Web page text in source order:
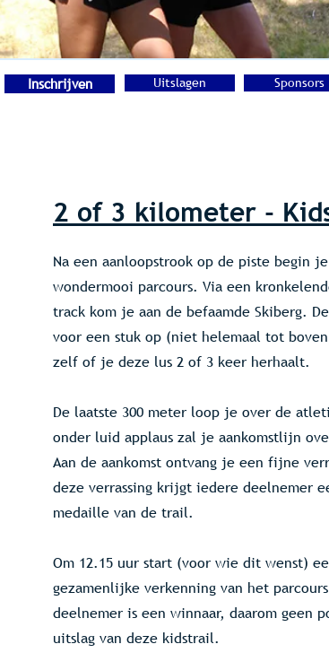
Inschrijven Uitslagen Sponsors
2 of 3 kilometer -
Na een aanloopstrook op de piste begin
wondermooi parcours. Via een
track kom je aan de befaamde Skiberg.
voor een stuk op (niet helemaal tot
zelf of je deze lus 2 of 3 keer herhaalt.
De laatste 300 meter loop je over de
onder luid applaus zal je aankomstlijn
Aan de aankomst ontvang je een fijne
deze verrassing krijgt iedere deelnemer
medaille van de trail.
Om 12.15 uur start (voor wie dit wenst)
gezamenlijke verkenning van het
deelnemer is een winnaar, daarom geen
uitslag van deze kidstrail.